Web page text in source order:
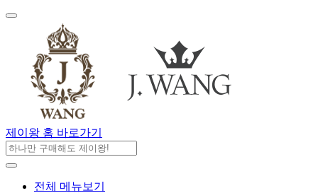
제이왕 홈 바로가기
전체 메뉴보기